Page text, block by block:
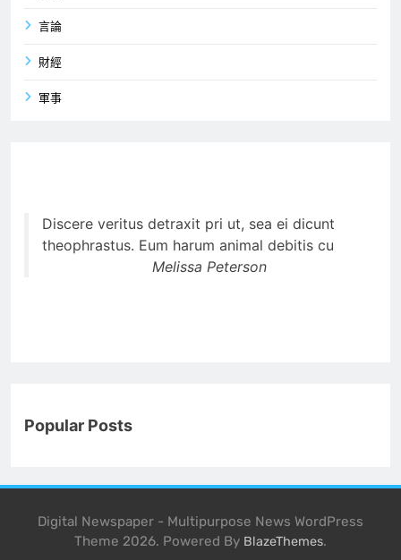
言論
財經
軍事
Discere veritus detraxit pri ut, sea ei dicunt
theophrastus. Eum harum animal debitis cu
Melissa Peterson
Popular Posts
Digital Newspaper - Multipurpose News WordPress
Theme 2026. Powered By BlazeThemes.